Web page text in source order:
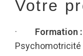
Votre
· Formation :
Psychomotricité